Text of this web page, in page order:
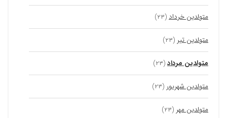
متولدین خرداد (۲۳)
متولدین تیر (۲۳)
متولدین مرداد (۲۳)
متولدین شهریور (۲۳)
متولدین مهر (۲۳)